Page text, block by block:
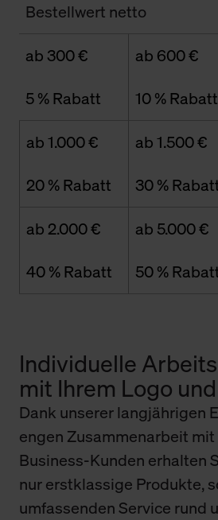
Bestellwert netto
ab 300 €
5 % Rabatt
ab 600 €
10 % Rabatt
ab 1.000 €
20 % Rabatt
ab 1.500 €
30 %
ab 2.000 €
40 % Rabatt
ab 5.000 €
50 %
Individuelle
mit Ihrem Logo
Dank unserer langjährigen
engen Zusammenarbeit mit
Business-Kunden erhalten
nur erstklassige Produkte,
umfassenden Service rund